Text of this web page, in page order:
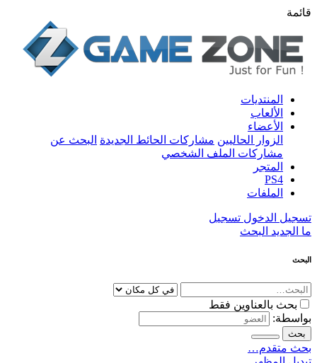
قائمة
المنتديات
الألعاب
الأعضاء
الزوار الحاليين مشاركات الحائط الجديدة البحث عن
مشاركات الملف الشخصي
المتجر
PS4
الملفات
تسجيل الدخول تسجيل
ما الجديد البحث
البحث
بحث بالعناوين فقط
بواسطة:
بحث
بحث متقدم…